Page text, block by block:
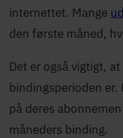
internettet. Mange
den første måned,
Det er også vigtigt,
bindingsperioden
på deres
måneders binding.